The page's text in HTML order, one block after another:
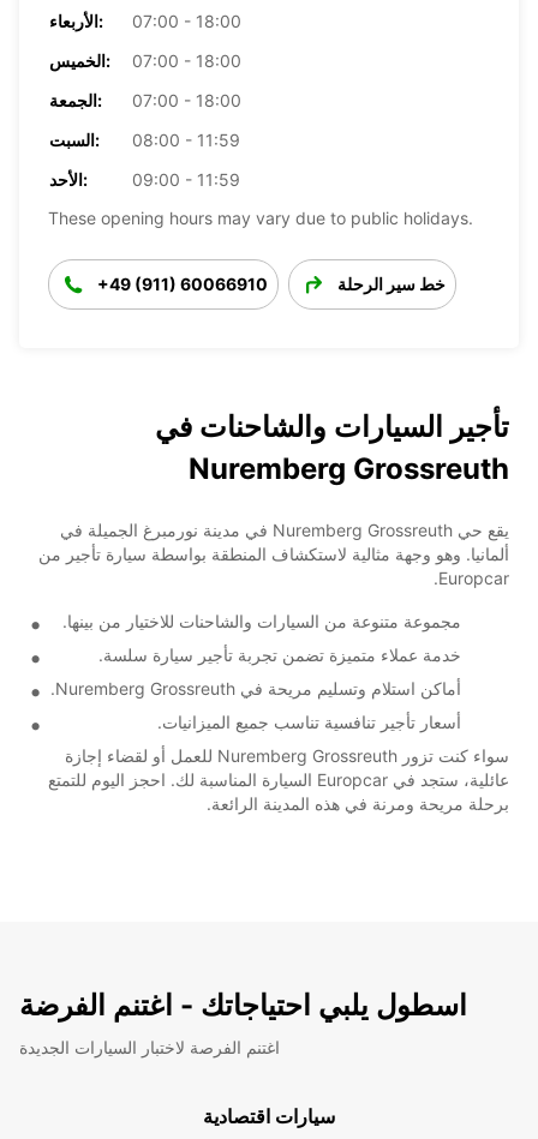
الأربعاء:
07:00 - 18:00
الخميس:
07:00 - 18:00
الجمعة:
07:00 - 18:00
السبت:
08:00 - 11:59
الأحد:
09:00 - 11:59
These opening hours may vary due to public holidays.
+49 (911) 60066910 خط سير الرحلة
تأجير السيارات والشاحنات في
Nuremberg Grossreuth
يقع حي Nuremberg Grossreuth في مدينة نورمبرغ الجميلة في
ألمانيا. وهو وجهة مثالية لاستكشاف المنطقة بواسطة سيارة تأجير من
Europcar.
مجموعة متنوعة من السيارات والشاحنات للاختيار من بينها.
خدمة عملاء متميزة تضمن تجربة تأجير سيارة سلسة.
أماكن استلام وتسليم مريحة في Nuremberg Grossreuth.
أسعار تأجير تنافسية تناسب جميع الميزانيات.
سواء كنت تزور Nuremberg Grossreuth للعمل أو لقضاء إجازة
عائلية، ستجد في Europcar السيارة المناسبة لك. احجز اليوم للتمتع
برحلة مريحة ومرنة في هذه المدينة الرائعة.
اسطول يلبي احتياجاتك - اغتنم الفرضة
اغتنم الفرصة لاختبار السيارات الجديدة
سيارات اقتصادية